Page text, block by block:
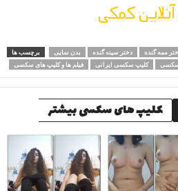
کمکی
برچسب ها بدن نمایی دختر سینه گنده ممه گنده
فیلم ها و کلیپ های سکسی
کلیپ سکسی ایرانی سکسی
کلیپ های سکسی بیشتر